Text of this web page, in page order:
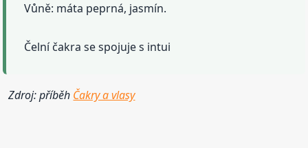
Vůně: máta peprná, jasmín.
Čelní čakra se spojuje s intui
Zdroj: příběh Čakry a vlasy